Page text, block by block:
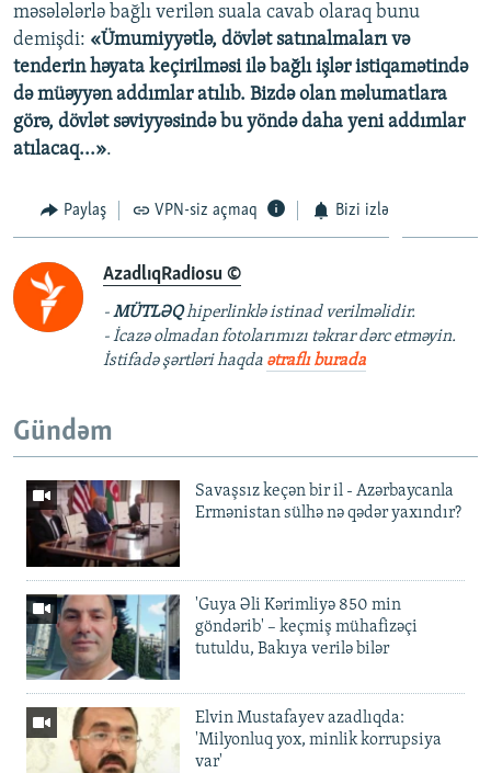
məsələlərlə bağlı verilən suala cavab olaraq bunu
demişdi: «Ümumiyyətlə, dövlət satınalmaları və
tenderin həyata keçirilməsi ilə bağlı işlər istiqamətində
də müəyyən addımlar atılıb. Bizdə olan məlumatlara
görə, dövlət səviyyəsində bu yöndə daha yeni addımlar
atılacaq...».
Paylaş VPN-siz açmaq Bizi izlə
AzadlıqRadiosu ©
-MÜTLƏQhiperlinklə istinad verilməlidir.
- İcazə olmadan fotolarımızı təkrar dərc etməyin.
İstifadə şərtləri haqda ətraflı burada
Gündəm
Savaşsız keçən bir il - Azərbaycanla
Ermənistan sülhə nə qədər yaxındır?
'Guya Əli Kərimliyə 850 min
göndərib' – keçmiş mühafizəçi
tutuldu, Bakıya verilə bilər
Elvin Mustafayev azadlıqda:
'Milyonluq yox, minlik korrupsiya
var'